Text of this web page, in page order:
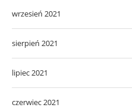
wrzesień 2021
sierpień 2021
lipiec 2021
czerwiec 2021